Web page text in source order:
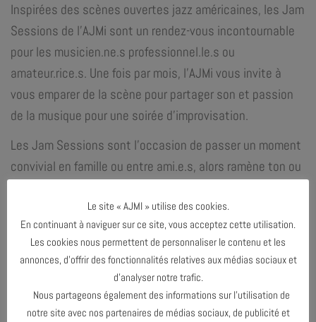
Inspirées des scènes ouvertes jazz américaines, les Jam
Sessions de l’AJMi sont un rendez-vous incontournable
pour les musicien.ne.s professionnel.le.s ou
amateur.rice.s. Une fois par mois, l’AJMi vous invite à
vous emparer de la scène pour partager son et passion
de la musique pour une soirée d’improvisation.
Les Jam Sessions sont l’occasion de passer un moment
convivial en famille ou entre ami.e.s, alors ramène ton ou
PARTAGER & COMMENTER
Le site « AJMI » utilise des cookies.
En continuant à naviguer sur ce site, vous acceptez cette utilisation.
Les cookies nous permettent de personnaliser le contenu et les
annonces, d’offrir des fonctionnalités relatives aux médias sociaux et
d’analyser notre trafic.
Nous partageons également des informations sur l’utilisation de
notre site avec nos partenaires de médias sociaux, de publicité et